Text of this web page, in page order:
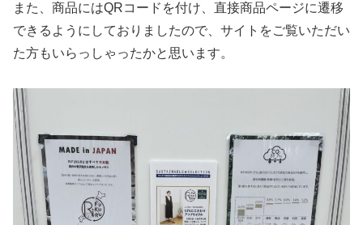
また、商品にはQRコードを付け、直接商品ページに遷移
できるようにしておりましたので、サイトをご覧いただい
た方もいらっしゃったかと思います。